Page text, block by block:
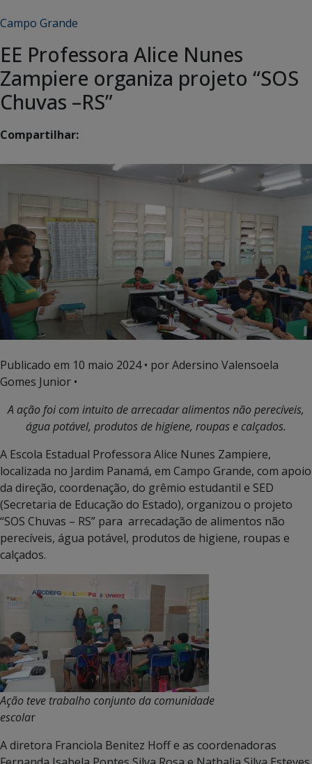
Campo Grande
EE Professora Alice Nunes
Zampiere organiza projeto “SOS
Chuvas –RS”
Compartilhar:
Publicado em 10 maio 2024• por Adersino Valensoela
Gomes Junior •
A ação foi com intuito de arrecadar alimentos não perecíveis,
água potável, produtos de higiene, roupas e calçados.
A Escola Estadual Professora Alice Nunes Zampiere,
localizada no Jardim Panamá, em Campo Grande, com apoio
da direção, coordenação, do grêmio estudantil e SED
(Secretaria de Educação do Estado), organizou o projeto
“SOS Chuvas – RS” para arrecadação de alimentos não
perecíveis, água potável, produtos de higiene, roupas e
calçados.
Ação teve trabalho conjunto da comunidade
escolar
A diretora Franciola Benitez Hoff e as coordenadoras